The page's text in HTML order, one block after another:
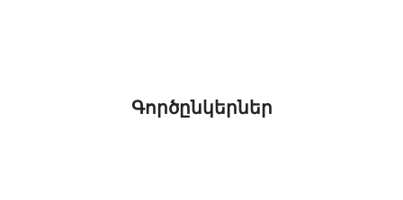
Գործընկերներ